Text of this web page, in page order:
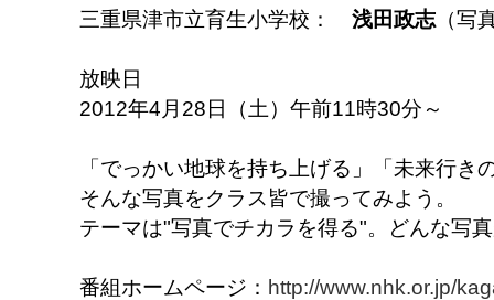
三重県津市立育生小学校： 浅田政志 （写
放映日
2012年4月28日（土）午前11時30分～
「でっかい地球を持ち上げる」「未来行き
そんな写真をクラス皆で撮ってみよう。
テーマは"写真でチカラを得る"。どんな写
番組ホームページ： http://www.nhk.or.jp/